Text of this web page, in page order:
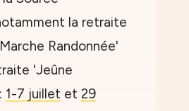
la retraite
Randonnée'
'Jeûne
1-7 juillet et 29